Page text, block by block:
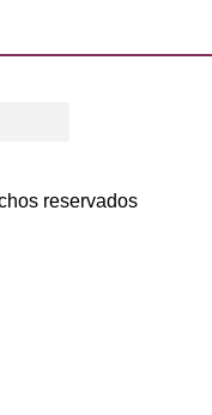
reservados